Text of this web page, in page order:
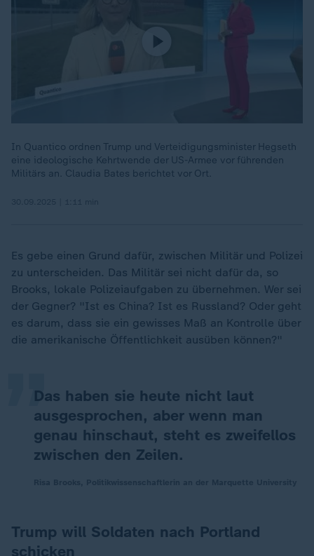
In Quantico ordnen Trump und Verteidigungsminister Hegseth
eine ideologische Kehrtwende der US-Armee vor führenden
Militärs an. Claudia Bates berichtet vor Ort.
Es gebe einen Grund dafür, zwischen Militär und Polizei
zu unterscheiden. Das Militär sei nicht dafür da, so
Brooks, lokale Polizeiaufgaben zu übernehmen. Wer sei
der Gegner? "Ist es China? Ist es Russland? Oder geht
es darum, dass sie ein gewisses Maß an Kontrolle über
die amerikanische Öffentlichkeit ausüben können?"
Das haben sie heute nicht laut
ausgesprochen, aber wenn man
genau hinschaut, steht es zweifellos
zwischen den Zeilen.
„
Trump will Soldaten nach Portland
schicken